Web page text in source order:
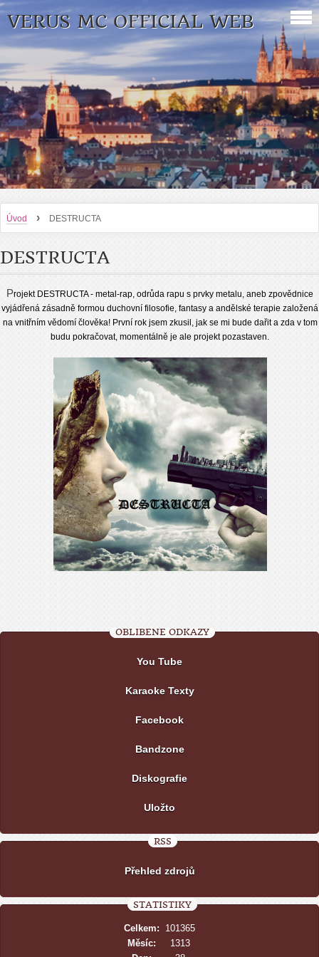
VERUS MC OFFICIAL WEB
Úvod › DESTRUCTA
DESTRUCTA
Projekt DESTRUCTA - metal-rap, odrůda rapu s prvky metalu, aneb zpovědnice
vyjádřená zásadně formou duchovní filosofie, fantasy a andělské terapie založená
na vnitřním vědomí člověka! První rok jsem zkusil, jak se mi bude dařit a zda v tom
budu pokračovat, momentálně je ale projekt pozastaven.
OBLÍBENÉ ODKAZY
You Tube
Karaoke Texty
Facebook
Bandzone
Diskografie
Uložto
RSS
Přehled zdrojů
STATISTIKY
Celkem:
101365
Měsíc:
1313